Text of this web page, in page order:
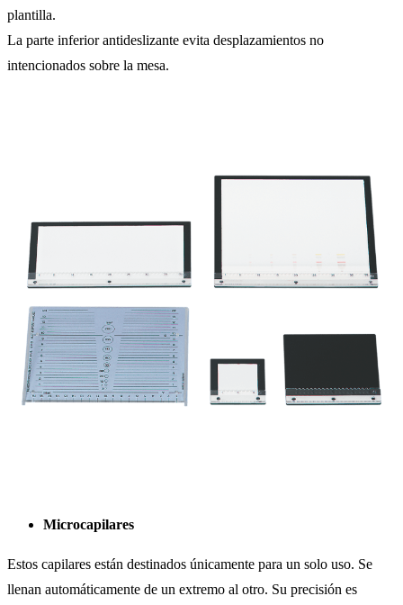
plantilla.
La parte inferior antideslizante evita desplazamientos no
intencionados sobre la mesa.
Microcapilares
Estos capilares están destinados únicamente para un solo uso. Se
llenan automáticamente de un extremo al otro. Su precisión es